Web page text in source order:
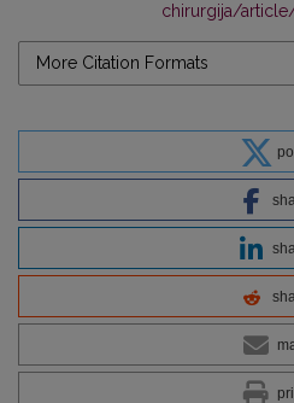
chirurgija/
More Citation Formats